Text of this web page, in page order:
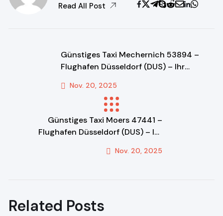
Read All Post
Günstiges Taxi Mechernich 53894 –
Flughafen Düsseldorf (DUS) – Ihr
Nov. 20, 2025
Previous Post
Günstiges Taxi Moers 47441 –
Flughafen Düsseldorf (DUS) – Ihr
Nov. 20, 2025
Related Posts